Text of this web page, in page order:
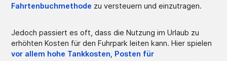
Fahrtenbuchmethode zu versteuern und einzutragen.
Jedoch passiert es oft, dass die Nutzung im Urlaub zu
erhöhten Kosten für den Fuhrpark leiten kann. Hier spielen
vor allem hohe Tankkosten, Posten für